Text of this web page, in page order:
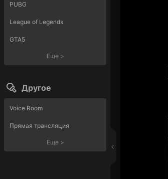
PUBG
League of Legends
GTA5
Еще>
Другое
Voice Room
Прямая трансляция
Еще>